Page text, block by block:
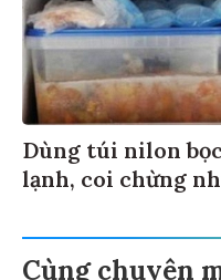
Dùng túi nilon
lạnh, coi chừng
Cùng chuyên